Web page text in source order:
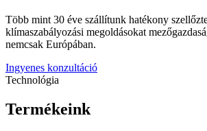
Több mint 30 éve szállítunk hatékony
klímaszabályozási megoldásokat
nemcsak Európában.
Ingyenes konzultáció
Technológia
Termékeink